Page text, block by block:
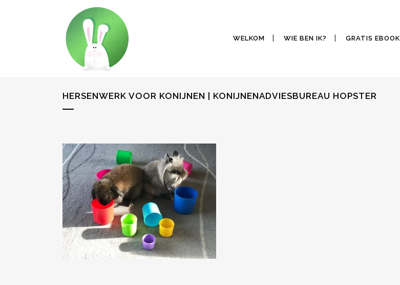
WELKOM WIE BEN IK? GRATIS EBOOK
HERSENWERK VOOR KONIJNEN | KONIJNENADVIESBUREAU HOPSTER